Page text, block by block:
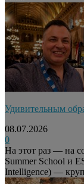
Удивительным
08.07.2026
0
На этот раз — на
Summer School и
Intelligence) —